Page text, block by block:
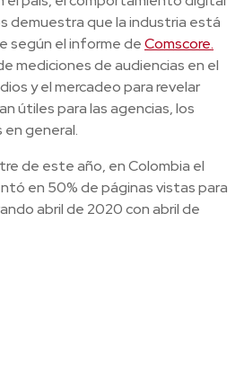
demuestra que la industria está
según el informe deComscore.
mediciones de audiencias en el
y el mercadeo para revelar
útiles para las agencias, los
en general.
de este año, en Colombia el
en 50% de páginas vistas para
abril de 2020 con abril de